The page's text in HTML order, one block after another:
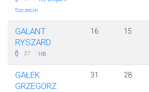
Szczecin
GALANT
RYSZARD
27 · HB
16 15
GAŁEK
GRZEGORZ
31 28